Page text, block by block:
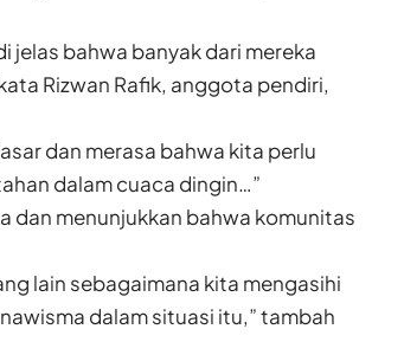
jelas bahwa banyak dari mereka
Rizwan Rafik, anggota pendiri,
dan merasa bahwa kita perlu
dalam cuaca dingin…”
dan menunjukkan bahwa komunitas
lain sebagaimana kita mengasihi
dalam situasi itu,” tambah